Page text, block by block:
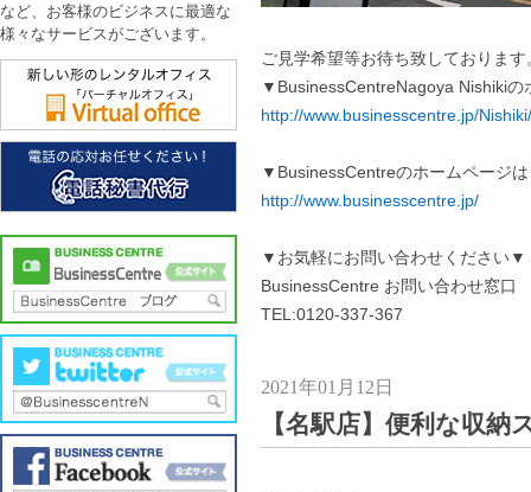
ご見学希望等お待ち致しております
▼BusinessCentreNagoya Nishiki
http://www.businesscentre.jp/Nishiki/
▼BusinessCentreのホームページ
http://www.businesscentre.jp/
▼お気軽にお問い合わせください▼
BusinessCentre お問い合わせ窓口
TEL:0120-337-367
2021年01月12日
【名駅店】便利な収納
など、お客様のビジネスに最適な
様々なサービスがございます。